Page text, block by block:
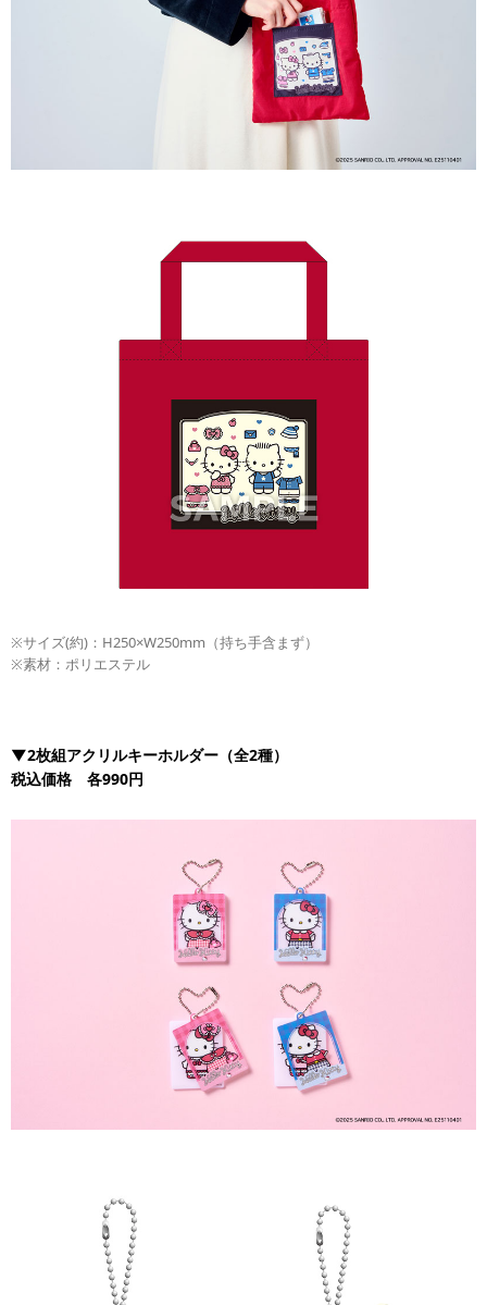
※サイズ(約)：H250×W250mm（持ち手含まず）
※素材：ポリエステル
▼2枚組アクリルキーホルダー（全2種）
税込価格 各990円